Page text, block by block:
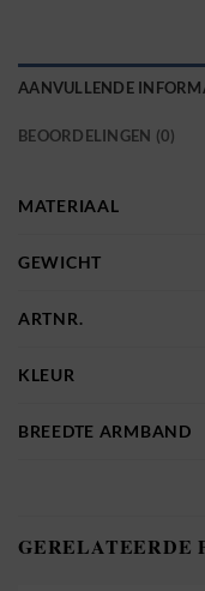
AANVULLENDE
BEOORDELINGEN (0)
MATERIAAL
GEWICHT
ARTNR.
KLEUR
BREEDTE ARMBAND
GERELATEERDE